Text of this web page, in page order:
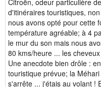
Citroën, odeur particulière
d'itinéraires touristiques,
nous avons opté pour cette
température agréable; à 4
le mur du son mais nous
80 kms/heure ... les
Une anecdote bien drôle :
touristique prévue; la
s'arrête ... j'étais au volant !